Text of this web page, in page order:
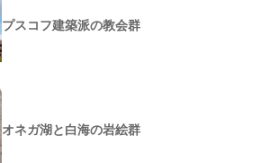
プスコフ建築派の教会群
オネガ湖と白海の岩絵群